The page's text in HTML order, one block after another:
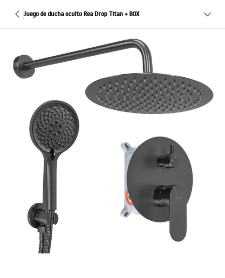
Juego de ducha oculto Rea Drop Titan + BOX